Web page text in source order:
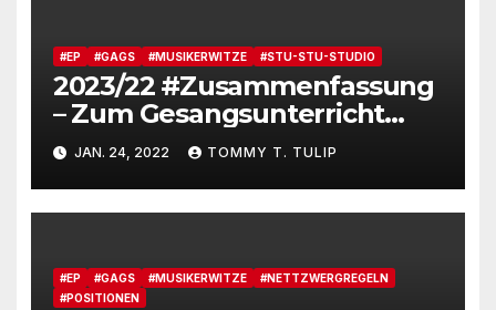
#EP #GAGS #MUSIKERWITZE #STU-STU-STUDIO
2023/22 #Zusammenfassung
– Zum Gesangsunterricht
(brasilianisch) und der
Fortsetzung des Beatles-
Songbooks mit anderen
JAN. 24, 2022 TOMMY T. TULIP
#EP #GAGS #MUSIKERWITZE
#NETTZWERGREGELN
#POSITIONEN